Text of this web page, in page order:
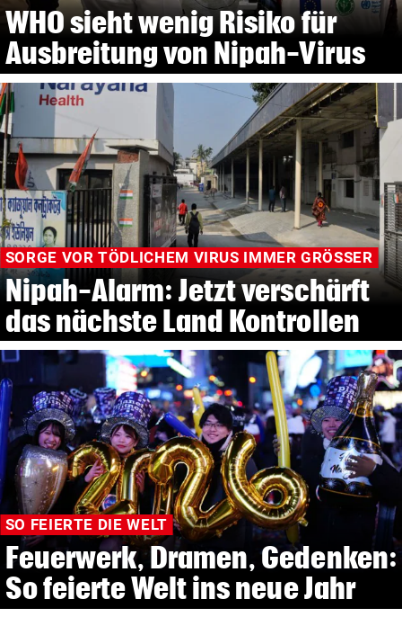
WHO sieht wenig Risiko für
Ausbreitung von Nipah-Virus
SORGE VOR TÖDLICHEM VIRUS IMMER GRÖSSER
Nipah-Alarm: Jetzt verschärft
das nächste Land Kontrollen
SO FEIERTE DIE WELT
Feuerwerk, Dramen, Gedenken:
So feierte Welt ins neue Jahr